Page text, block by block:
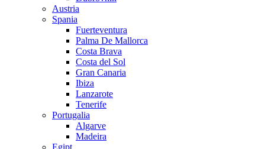
Austria
Spania
Fuerteventura
Palma De Mallorca
Costa Brava
Costa del Sol
Gran Canaria
Ibiza
Lanzarote
Tenerife
Portugalia
Algarve
Madeira
Egipt